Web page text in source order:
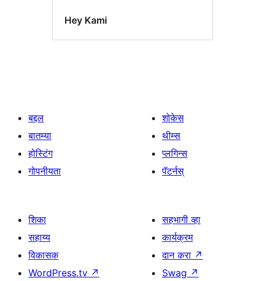
Hey Kami
बद्दल
बातम्या
होस्टिंग
गोपनीयता
शोकेस
थीम्स
प्लगिन्स
पॅटर्नस्
शिका
सहाय्य
विकासक
WordPress.tv ↗
सहभागी व्हा
कार्यक्रम
दान करा ↗
Swag ↗